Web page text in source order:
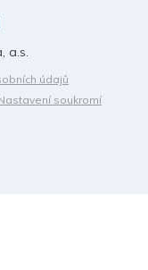
údajů
soukromí
a.s.